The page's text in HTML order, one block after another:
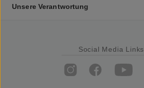
Unsere Verantwortung
Social Media Links